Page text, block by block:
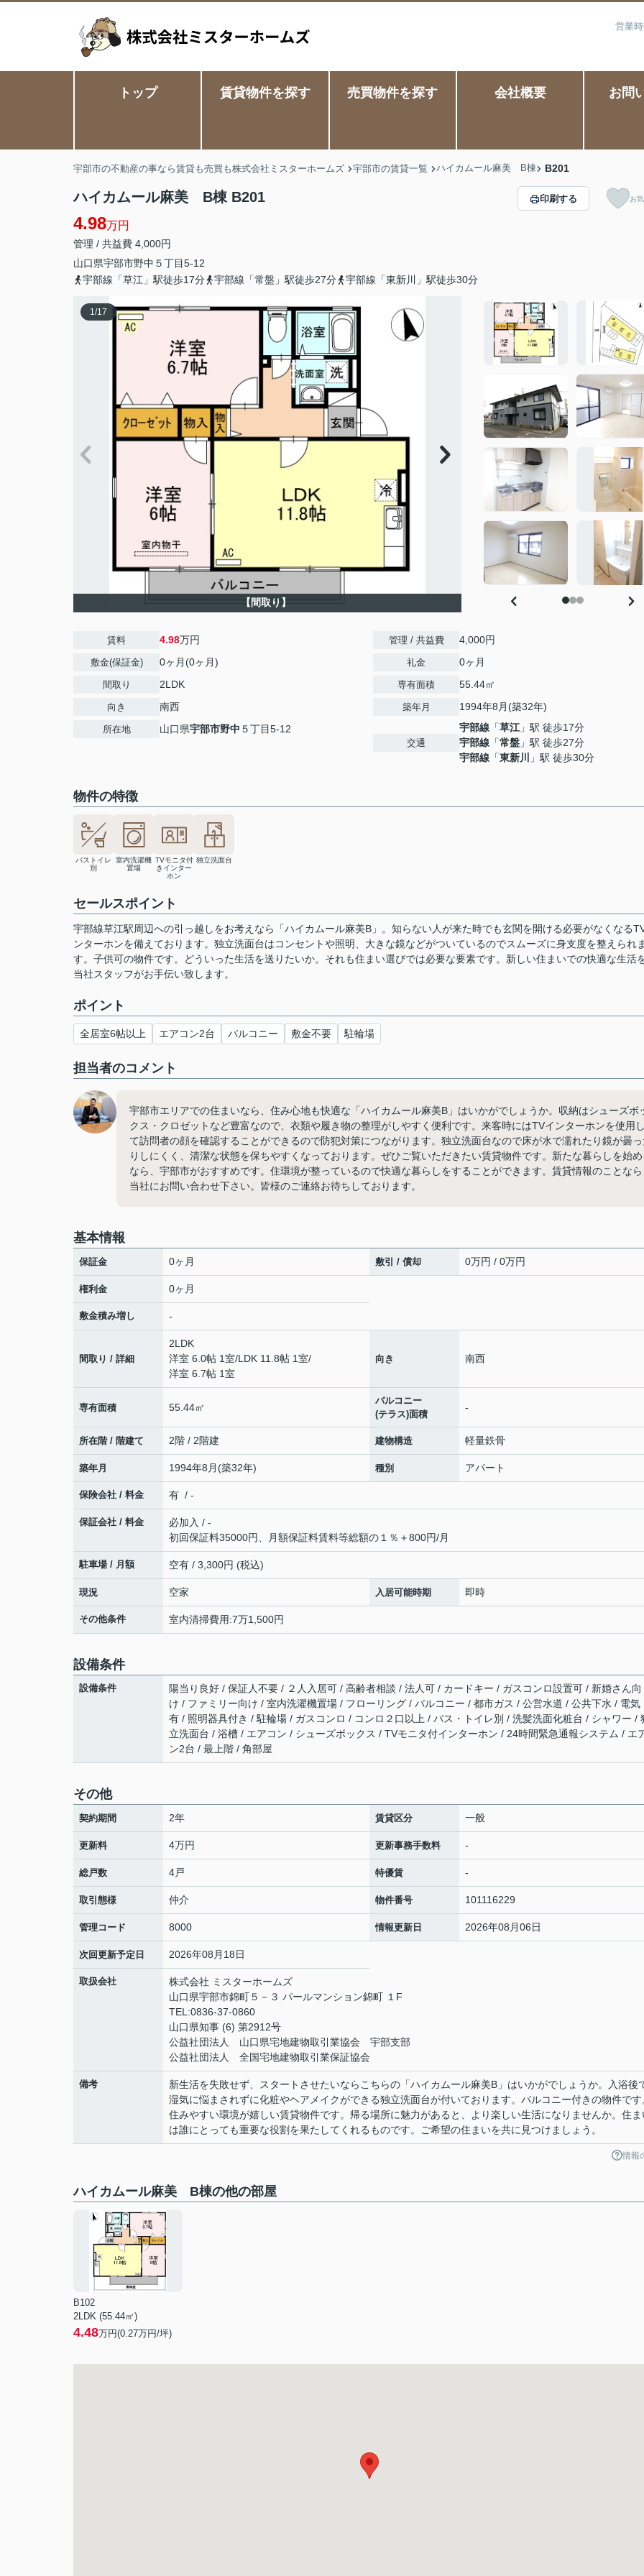
営業
トップ 賃貸物件を探す 売買物件を探す 会社概要 お問
宇部市の不動産の事なら賃貸も売買も株式会社ミスターホームズ 宇部市の賃貸一覧 ハイカムール麻美 B棟 B201
ハイカムール麻美 B棟 B201
4.98万円
管理 / 共益費 4,000円
山口県宇部市野中 ５丁目5-12
宇部線「草江」駅徒歩17分
宇部線「常盤」駅徒歩27分 宇部線「東新川」駅徒歩30分
印刷する お
1/17
【間取り】
賃料 4.98万円
敷金(保証金) 0ヶ月(0ヶ月)
間取り 2LDK
向き 南西
所在地 山口県宇部市野中 ５丁目5-12
管理 / 共益費 4,000円
礼金 0ヶ月
専有面積 55.44㎡
築年月 1994年8月(築32年)
交通
宇部線 「草江 」駅 徒歩17分
宇部線 「常盤 」駅 徒歩27分
宇部線 「東新川 」駅 徒歩30分
物件の特徴
バストイレ
別
室内洗濯機
置場
TVモニタ付
きインター
ホン
独立洗面台
セールスポイント
宇部線草江駅周辺への引っ越しをお考えなら「ハイカムール麻美B」。知らない人が来た時でも玄関を開ける必要がなくなる
ンターホンを備えております。独立洗面台はコンセントや照明、大きな鏡などがついているのでスムーズに身支度を整えられ
す。子供可の物件です。どういった生活を送りたいか。それも住まい選びでは必要な要素です。新しい住まいでの快適な生活
当社スタッフがお手伝い致します。
ポイント
全居室6帖以上 エアコン2台 バルコニー 敷金不要 駐輪場
担当者のコメント
宇部市エリアでの住まいなら、住み心地も快適な「ハイカムール麻美B」はいかがでしょうか。収納はシューズボ
クス・クロゼットなど豊富なので、衣類や履き物の整理がしやすく便利です。来客時にはTVインターホンを使用
て訪問者の顔を確認することができるので防犯対策につながります。独立洗面台なので床が水で濡れたり鏡が曇
りしにくく、清潔な状態を保ちやすくなっております。ぜひご覧いただきたい賃貸物件です。新たな暮らしを始
なら、宇部市がおすすめです。住環境が整っているので快適な暮らしをすることができます。賃貸情報のことな
当社にお問い合わせ下さい。皆様のご連絡お待ちしております。
基本情報
保証金 0ヶ月 敷引 / 償却 0万円 / 0万円
権利金 0ヶ月
敷金積み増し -
間取り / 詳細
2LDK
洋室 6.0帖 1室/LDK 11.8帖 1室/
洋室 6.7帖 1室
向き 南西
専有面積 55.44㎡
バルコニー
(テラス)面積
-
所在階 / 階建て 2階 / 2階建 建物構造 軽量鉄骨
築年月 1994年8月(築32年) 種別 アパート
保険会社 / 料金 有 / -
保証会社 / 料金
必加入 / -
初回保証料35000円、月額保証料賃料等総額の１％＋800円/月
駐車場 / 月額 空有 / 3,300円 (税込)
現況 空家 入居可能時期 即時
その他条件 室内清掃費用:7万1,500円
設備条件
設備条件
陽当り良好 / 保証人不要 / ２人入居可 / 高齢者相談 / 法人可 / カードキー / ガスコンロ設置可 / 新婚さん向
け / ファミリー向け / 室内洗濯機置場 / フローリング / バルコニー / 都市ガス / 公営水道 / 公共下水 / 電気
有 / 照明器具付き / 駐輪場 / ガスコンロ / コンロ２口以上 / バス・トイレ別 / 洗髪洗面化粧台 / シャワー /
立洗面台 / 浴槽 / エアコン / シューズボックス / TVモニタ付インターホン / 24時間緊急通報システム / エ
ン2台 / 最上階 / 角部屋
その他
契約期間 2年 賃貸区分 一般
更新料 4万円 更新事務手数料 -
総戸数 4戸 特優賃 -
取引態様 仲介 物件番号 101116229
管理コード 8000 情報更新日 2026年08月06日
次回更新予定日 2026年08月18日
取扱会社
株式会社 ミスターホームズ
山口県宇部市錦町５－３ パールマンション錦町 １F
TEL:0836-37-0860
山口県知事 (6) 第2912号
公益社団法人 山口県宅地建物取引業協会 宇部支部
公益社団法人 全国宅地建物取引業保証協会
備考
新生活を失敗せず、スタートさせたいならこちらの「ハイカムール麻美B」はいかがでしょうか。入浴後
湿気に悩まされずに化粧やヘアメイクができる独立洗面台が付いております。バルコニー付きの物件です
住みやすい環境が嬉しい賃貸物件です。帰る場所に魅力があると、より楽しい生活になりませんか。住ま
は誰にとっても重要な役割を果たしてくれるものです。ご希望の住まいを共に見つけましょう。
情報
ハイカムール麻美 B棟の他の部屋
B102
2LDK (55.44㎡)
4.48万円(0.27万円/坪)